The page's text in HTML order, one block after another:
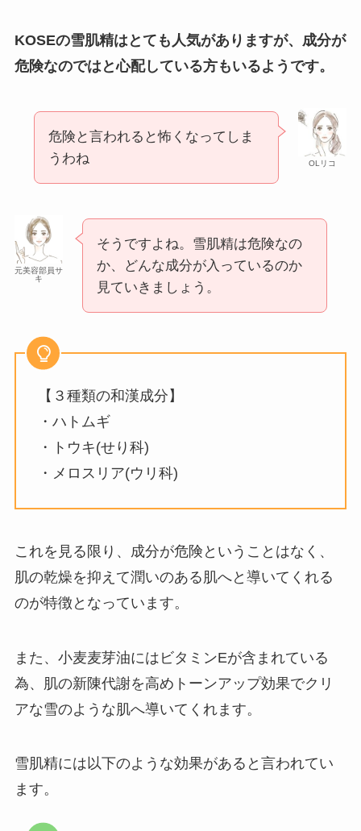
KOSEの雪肌精はとても人気がありますが、成分が
危険なのではと心配している方もいるようです。
OLリコ
危険と言われると怖くなってしま
うわね
元美容部員サ
キ
そうですよね。雪肌精は危険なの
か、どんな成分が入っているのか
見ていきましょう。
【３種類の和漢成分】
・ハトムギ
・トウキ(せり科)
・メロスリア(ウリ科)
これを見る限り、成分が危険ということはなく、
肌の乾燥を抑えて潤いのある肌へと導いてくれる
のが特徴となっています。
また、小麦麦芽油にはビタミンEが含まれている
為、肌の新陳代謝を高めトーンアップ効果でクリ
アな雪のような肌へ導いてくれます。
雪肌精には以下のような効果があると言われてい
ます。